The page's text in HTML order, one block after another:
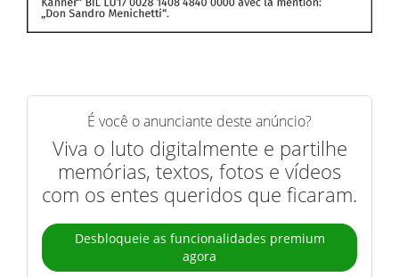
É você o anunciante deste anúncio?
Viva o luto digitalmente e partilhe
memórias, textos, fotos e vídeos
com os entes queridos que ficaram.
Desbloqueie as funcionalidades premium
agora